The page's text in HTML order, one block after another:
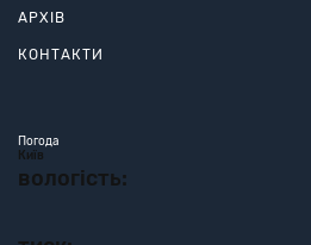
АРХІВ
КОНТАКТИ
Погода
Київ
вологість: